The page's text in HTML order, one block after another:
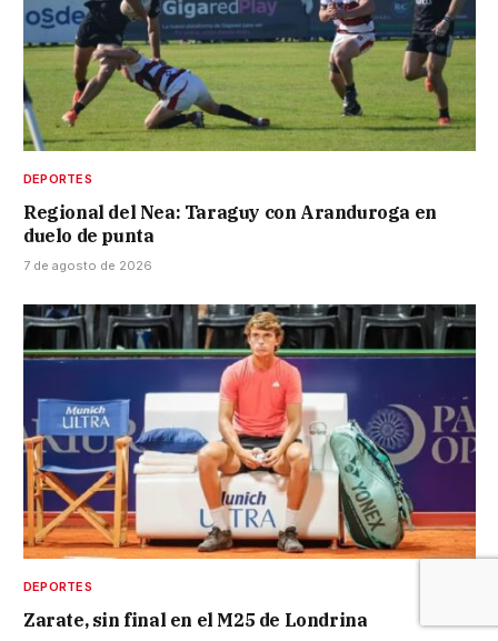
DEPORTES
Regional del Nea: Taraguy con Aranduroga en
duelo de punta
7 de agosto de 2026
DEPORTES
Zarate, sin final en el M25 de Londrina